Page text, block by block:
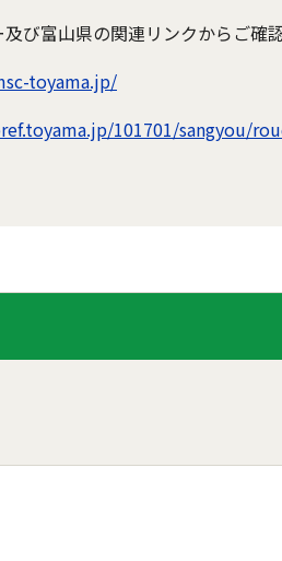
び富山県の関連リンクからご確
toyama.jp/
101701/sangyou/